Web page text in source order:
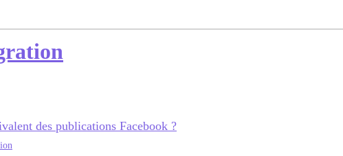
des publications Facebook ?